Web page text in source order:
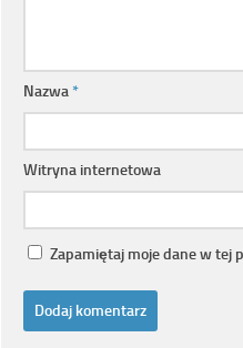
Nazwa*
Witryna internetowa
Zapamiętaj moje dane w tej